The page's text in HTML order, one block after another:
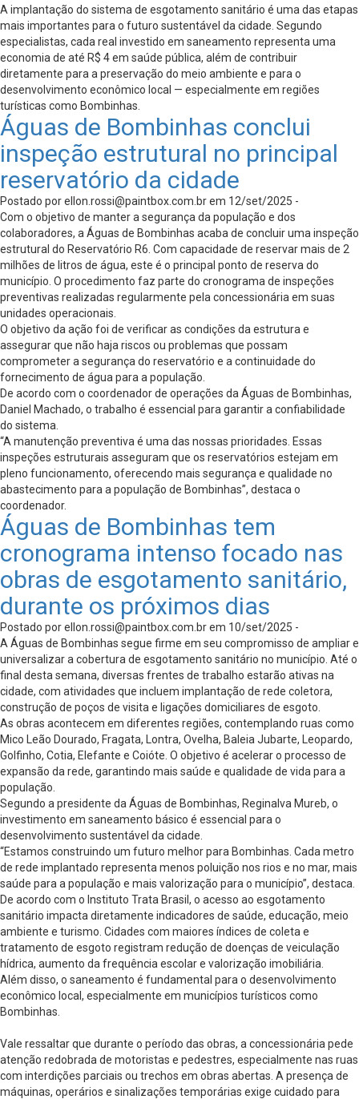
A implantação do sistema de esgotamento sanitário é uma das etapas
mais importantes para o futuro sustentável da cidade. Segundo
especialistas, cada real investido em saneamento representa uma
economia de até R$ 4 em saúde pública, além de contribuir
diretamente para a preservação do meio ambiente e para o
desenvolvimento econômico local — especialmente em regiões
turísticas como Bombinhas.
Águas de Bombinhas conclui
inspeção estrutural no principal
reservatório da cidade
Postado porellon.rossi@paintbox.com.brem 12/set/2025 -
Com o objetivo de manter a segurança da população e dos
colaboradores, a Águas de Bombinhas acaba de concluir uma inspeção
estrutural do Reservatório R6. Com capacidade de reservar mais de 2
milhões de litros de água, este é o principal ponto de reserva do
município. O procedimento faz parte do cronograma de inspeções
preventivas realizadas regularmente pela concessionária em suas
unidades operacionais.
O objetivo da ação foi de verificar as condições da estrutura e
assegurar que não haja riscos ou problemas que possam
comprometer a segurança do reservatório e a continuidade do
fornecimento de água para a população.
De acordo com o coordenador de operações da Águas de Bombinhas,
Daniel Machado, o trabalho é essencial para garantir a confiabilidade
do sistema.
“A manutenção preventiva é uma das nossas prioridades. Essas
inspeções estruturais asseguram que os reservatórios estejam em
pleno funcionamento, oferecendo mais segurança e qualidade no
abastecimento para a população de Bombinhas”, destaca o
coordenador.
Águas de Bombinhas tem
cronograma intenso focado nas
obras de esgotamento sanitário,
durante os próximos dias
Postado porellon.rossi@paintbox.com.brem 10/set/2025 -
A Águas de Bombinhas segue firme em seu compromisso de ampliar e
universalizar a cobertura de esgotamento sanitário no município. Até o
final desta semana, diversas frentes de trabalho estarão ativas na
cidade, com atividades que incluem implantação de rede coletora,
construção de poços de visita e ligações domiciliares de esgoto.
As obras acontecem em diferentes regiões, contemplando ruas como
Mico Leão Dourado, Fragata, Lontra, Ovelha, Baleia Jubarte, Leopardo,
Golfinho, Cotia, Elefante e Coióte. O objetivo é acelerar o processo de
expansão da rede, garantindo mais saúde e qualidade de vida para a
população.
Segundo a presidente da Águas de Bombinhas, Reginalva Mureb, o
investimento em saneamento básico é essencial para o
desenvolvimento sustentável da cidade.
“Estamos construindo um futuro melhor para Bombinhas. Cada metro
de rede implantado representa menos poluição nos rios e no mar, mais
saúde para a população e mais valorização para o município”, destaca.
De acordo com o Instituto Trata Brasil, o acesso ao esgotamento
sanitário impacta diretamente indicadores de saúde, educação, meio
ambiente e turismo. Cidades com maiores índices de coleta e
tratamento de esgoto registram redução de doenças de veiculação
hídrica, aumento da frequência escolar e valorização imobiliária.
Além disso, o saneamento é fundamental para o desenvolvimento
econômico local, especialmente em municípios turísticos como
Bombinhas.
Vale ressaltar que durante o período das obras, a concessionária pede
atenção redobrada de motoristas e pedestres, especialmente nas ruas
com interdições parciais ou trechos em obras abertas. A presença de
máquinas, operários e sinalizações temporárias exige cuidado para